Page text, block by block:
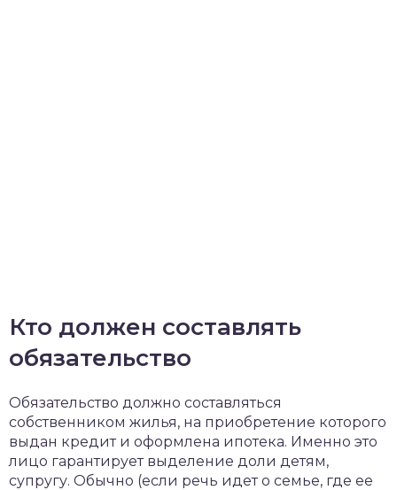
Кто должен составлять
обязательство
Обязательство должно составляться
собственником жилья, на приобретение которого
выдан кредит и оформлена ипотека. Именно это
лицо гарантирует выделение доли детям,
супругу. Обычно (если речь идет о семье, где ее